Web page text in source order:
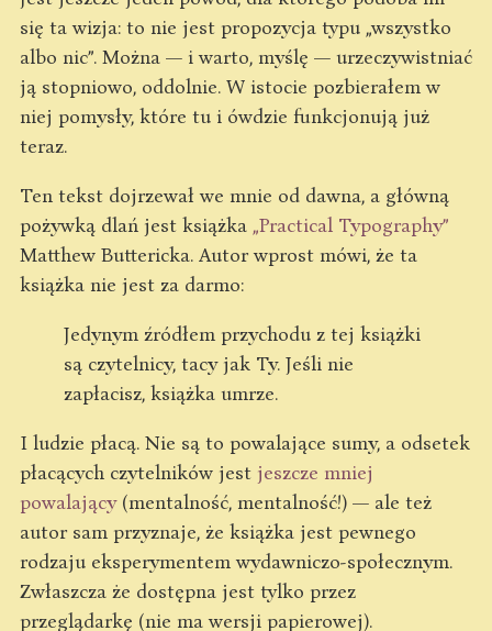
się ta wizja: to nie jest propozycja typu „wszystko
albo nic”. Można — i warto, myślę — urzeczywistniać
ją stopniowo, oddolnie. W istocie pozbierałem w
niej pomysły, które tu i ówdzie funkcjonują już
teraz.
Ten tekst dojrzewał we mnie od dawna, a główną
pożywką dlań jest książka „Practical Typography”
Matthew Buttericka. Autor wprost mówi, że ta
książka nie jest za darmo:
Jedynym źródłem przychodu z tej książki
są czytelnicy, tacy jak Ty. Jeśli nie
zapłacisz, książka umrze.
I ludzie płacą. Nie są to powalające sumy, a odsetek
płacących czytelników jest jeszcze mniej
powalający(mentalność, mentalność!) — ale też
autor sam przyznaje, że książka jest pewnego
rodzaju eksperymentem wydawniczo-społecznym.
Zwłaszcza że dostępna jest tylko przez
przeglądarkę (nie ma wersji papierowej).